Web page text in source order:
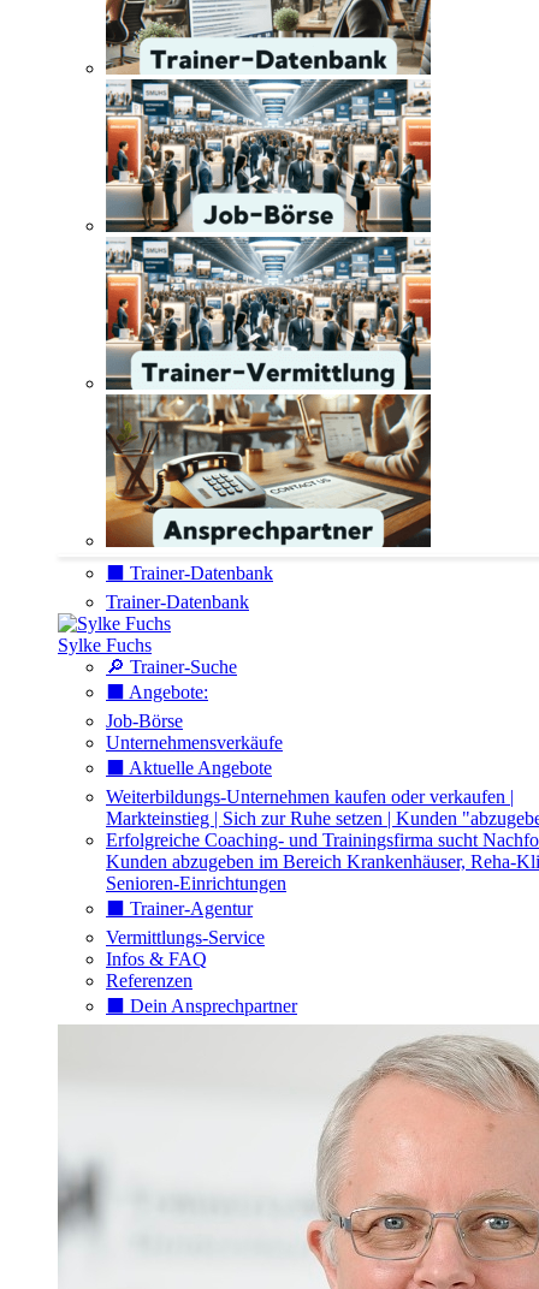
⬛️ Trainer-Datenbank
Trainer-Datenbank
Sylke Fuchs
🔎 Trainer-Suche
⬛️ Angebote:
Job-Börse
Unternehmensverkäufe
⬛️ Aktuelle Angebote
Weiterbildungs-Unternehmen kaufen oder verkaufen |
Markteinstieg | Sich zur Ruhe setzen | Kunden
Erfolgreiche Coaching- und Trainingsfirma sucht
Kunden abzugeben im Bereich Krankenhäuser, Reha-
Senioren-Einrichtungen
⬛️ Trainer-Agentur
Vermittlungs-Service
Infos & FAQ
Referenzen
⬛️ Dein Ansprechpartner